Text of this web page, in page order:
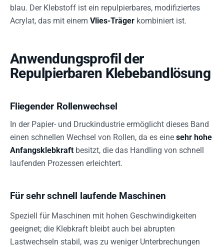
blau. Der Klebstoff ist ein repulpierbares, modifiziertes
Acrylat, das mit einem Vlies-Träger kombiniert ist.
Anwendungsprofil der
Repulpierbaren Klebebandlösung
Fliegender Rollenwechsel
In der Papier- und Druckindustrie ermöglicht dieses Band
einen schnellen Wechsel von Rollen, da es eine sehr hohe
Anfangsklebkraft besitzt, die das Handling von schnell
laufenden Prozessen erleichtert.
Für sehr schnell laufende Maschinen
Speziell für Maschinen mit hohen Geschwindigkeiten
geeignet; die Klebkraft bleibt auch bei abrupten
Lastwechseln stabil, was zu weniger Unterbrechungen